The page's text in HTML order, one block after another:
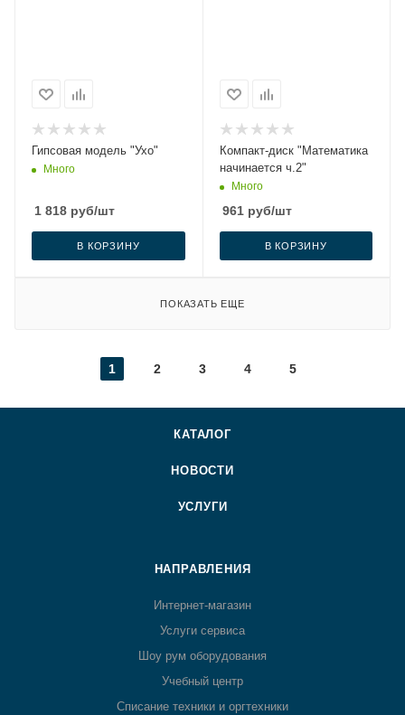
Гипсовая модель "Ухо"
Много
1 818 руб/шт
В КОРЗИНУ
Компакт-диск "Математика
начинается ч.2"
Много
961руб/шт
В КОРЗИНУ
ПОКАЗАТЬ ЕЩЕ
1 2 3 4 5
КАТАЛОГ
НОВОСТИ
УСЛУГИ
НАПРАВЛЕНИЯ
Интернет-магазин
Услуги сервиса
Шоу рум оборудования
Учебный центр
Списание техники и оргтехники